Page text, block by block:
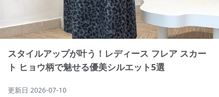
スタイルアップが叶う！レディース フレア スカー
ト ヒョウ柄で魅せる優美シルエット5選
更新日 2026-07-10